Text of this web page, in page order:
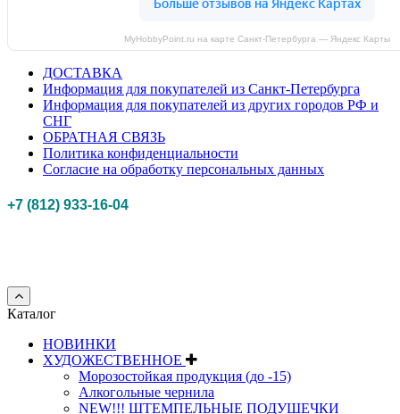
MyHobbyPoint.ru на карте Санкт‑Петербурга — Яндекс Карты
ДОСТАВКА
Информация для покупателей из Санкт-Петербурга
Информация для покупателей из других городов РФ и
СНГ
ОБРАТНАЯ СВЯЗЬ
Политика конфиденциальности
Согласие на обработку персональных данных
+7 (812) 933-16-04
Каталог
НОВИНКИ
ХУДОЖЕСТВЕННОЕ
Морозостойкая продукция (до -15)
Алкогольные чернила
NEW!!! ШТЕМПЕЛЬНЫЕ ПОДУШЕЧКИ